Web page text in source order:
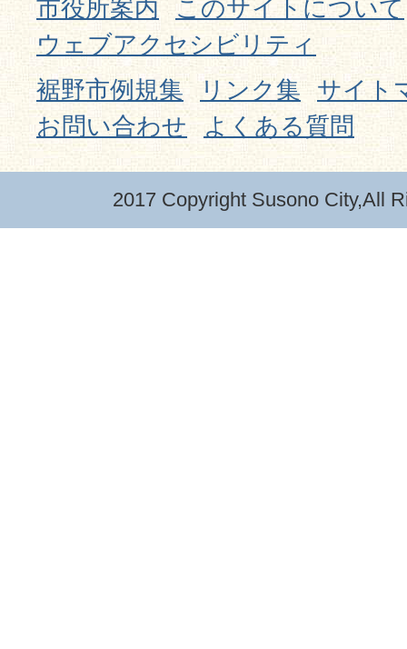
市役所案内
このサイトについて
ウェブアクセシビリティ
裾野市例規集
リンク集
サイト
お問い合わせ
よくある質問
2017 Copyright Susono City,All